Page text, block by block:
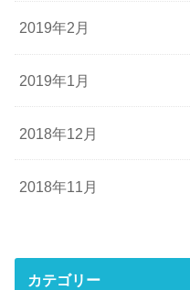
2019年2月
2019年1月
2018年12月
2018年11月
カテゴリー